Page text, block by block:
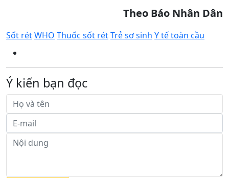
Theo Báo Nhân Dân
Sốt rétWHO Thuốc sốt rétTrẻ sơ sinh Y tế toàn cầu
Ý kiến bạn đọc